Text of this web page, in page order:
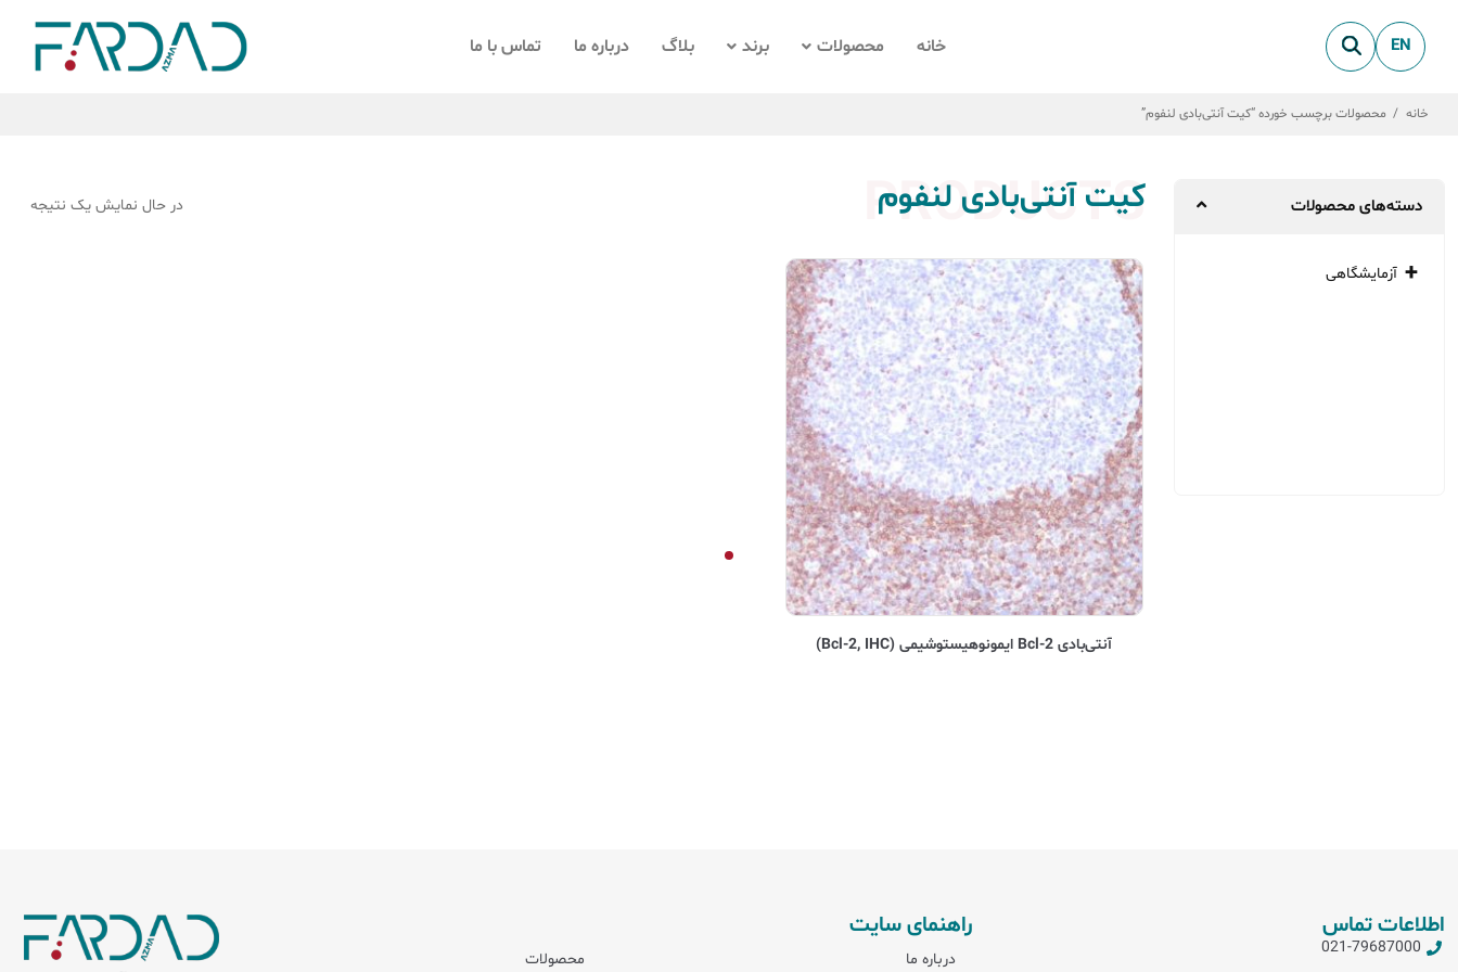
EN خانه محصولات برند بلاگ درباره ما تماس با ما
خانه / محصولات برچسب خورده “کیت آنتی‌بادی لنفوم”
PRODUCTS
کیت آنتی‌بادی لنفوم در حال نمایش یک نتیجه
آنتی‌بادی Bcl-2 ایمونوهیستوشیمی (Bcl-2, IHC)
دسته‌های محصولات
آزمایشگاهی
اطلاعات تماس
021-79687000
راهنمای سایت
درباره ما محصولات